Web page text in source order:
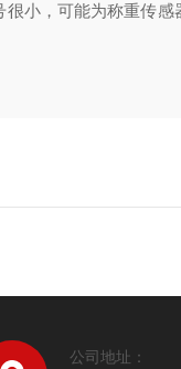
小，可能为称重传感
公司地址：